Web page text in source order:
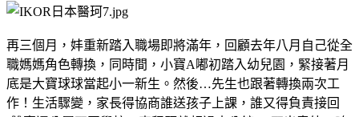
再三個月，妦重新踏入職場即將滿年，回顧去年八月自己從全
職媽媽角色轉換，同時間，小寶A嘟初踏入幼兒園，緊接著月
底是大寶球球當起小一新生。然後…先生也跟著轉換兩次工
作！生活驟變，家長得協商誰送孩子上課，誰又得負責接回